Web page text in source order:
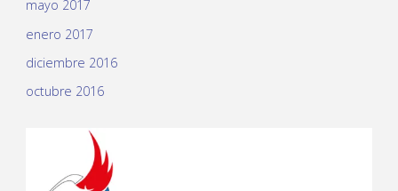
mayo 2017
enero 2017
diciembre 2016
octubre 2016